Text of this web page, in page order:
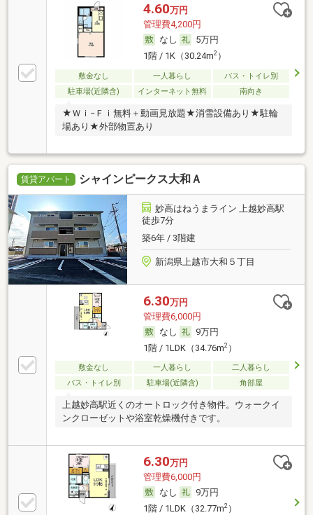
4.60万円
管理費4,200円
なし
5万円
1階 / 1K（30.24m2）
敷金なし 一人暮らし
バス・トイレ別
駐車場(近隣含)
インターネット無料 南向き
★Ｗｉ−Ｆｉ無料＋動画見放題★消雪設備あり★駐輪
場あり★外部物置あり
賃貸アパート シャインピークス大和Ａ
妙高はねうまライン 上越妙高駅
徒歩7分
築6年 / 3階建
新潟県上越市大和５丁目
6.30万円
管理費6,000円
なし
9万円
1階 / 1LDK（34.76m2）
敷金なし 一人暮らし
二人暮らし
バス・トイレ別
駐車場(近隣含) 角部屋
上越妙高駅近くのオートロック付き物件。ウォークイ
ンクローゼットや浴室乾燥機付きです。
6.30万円
管理費6,000円
なし
9万円
1階 / 1LDK（32.77m2）